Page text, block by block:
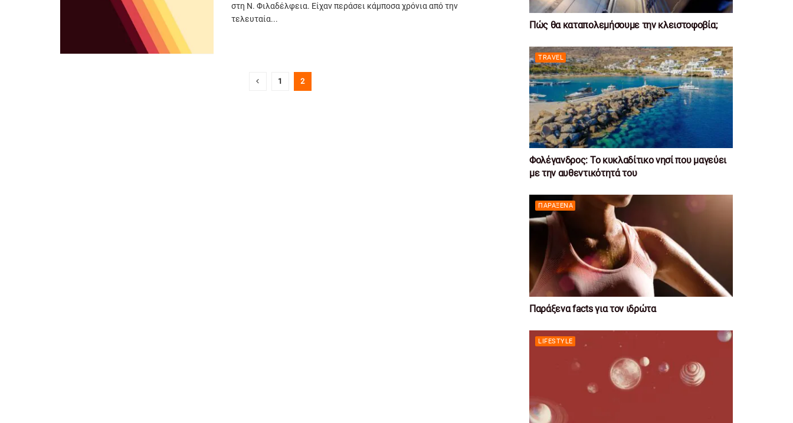
στη Ν. Φιλαδέλφεια. Είχαν περάσει κάμποσα χρόνια από την
τελευταία...
1 2
Πώς θα καταπολεμήσουμε την κλειστοφοβία;
TRAVEL
Φολέγανδρος: Το κυκλαδίτικο νησί που μαγεύει
με την αυθεντικότητά του
ΠΑΡΆΞΕΝΑ
Παράξενα facts για τον ιδρώτα
LIFESTYLE